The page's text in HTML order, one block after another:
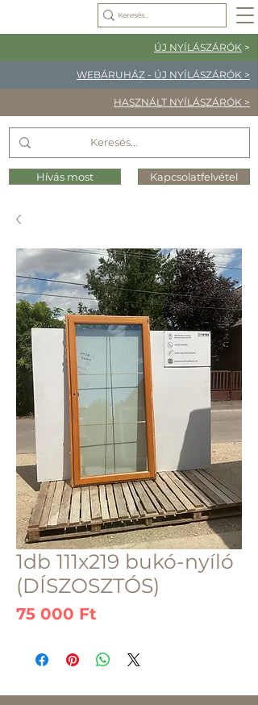
ÚJ NYÍLÁSZÁRÓK >
WEBÁRUHÁZ - ÚJ NYÍLÁSZÁRÓK >
HASZNÁLT NYÍLÁSZÁRÓK >
Hívás most Kapcsolatfelvétel
1db 111x219 bukó-nyíló
(DÍSZOSZTÓS)
75 000 Ft